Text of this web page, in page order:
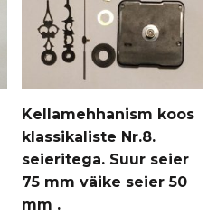
tootelehel.
Kellamehhanism koos
klassikaliste Nr.8.
seieritega. Suur seier
75 mm väike seier 50
mm .